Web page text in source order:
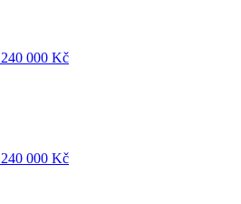
240 000 Kč
240 000 Kč